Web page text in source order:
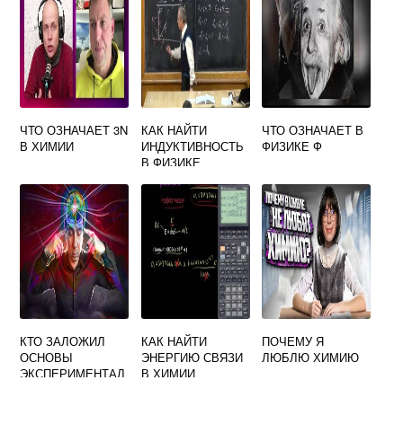
ЧТО ОЗНАЧАЕТ 3N
В ХИМИИ
КАК НАЙТИ
ИНДУКТИВНОСТЬ
В ФИЗИКЕ
ЧТО ОЗНАЧАЕТ В
ФИЗИКЕ Ф
КТО ЗАЛОЖИЛ
ОСНОВЫ
ЭКСПЕРИМЕНТАЛ
КАК НАЙТИ
ЭНЕРГИЮ СВЯЗИ
В ХИМИИ
ПОЧЕМУ Я
ЛЮБЛЮ ХИМИЮ